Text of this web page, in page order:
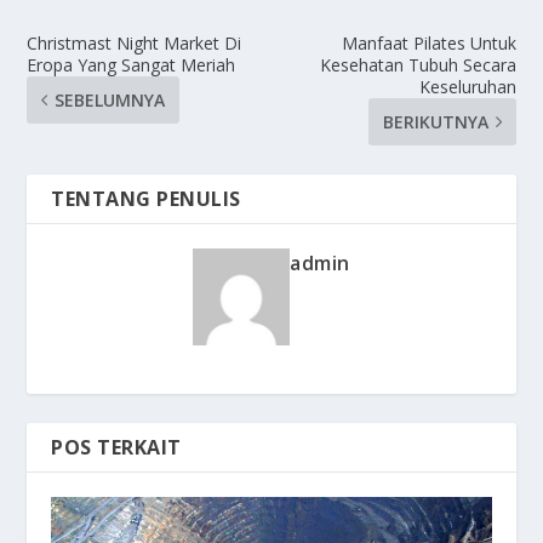
Christmast Night Market Di
Eropa Yang Sangat Meriah
SEBELUMNYA
Manfaat Pilates Untuk
Kesehatan Tubuh Secara
Keseluruhan
BERIKUTNYA
TENTANG PENULIS
admin
POS TERKAIT